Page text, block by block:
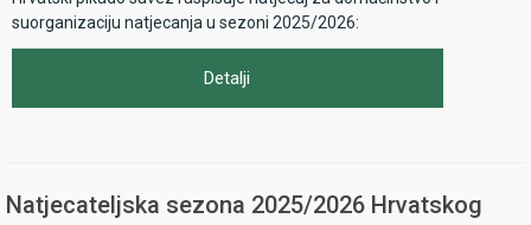
suorganizaciju natjecanja u sezoni 2025/2026:
Detalji
Natjecateljska sezona 2025/2026 Hrvatskog